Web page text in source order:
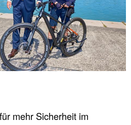
mehr Sicherheit im